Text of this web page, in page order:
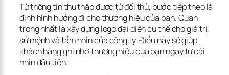
Từ thông tin thu thập được từ đối thủ, bước tiếp theo là
định hình hướng đi cho thương hiệu của bạn. Quan
trọng nhất là xây dựng logo đại diện cụ thể cho giá trị,
sứ mệnh và tầm nhìn của công ty. Điều này sẽ giúp
khách hàng ghi nhớ thương hiệu của bạn ngay từ cái
nhìn đầu tiên.